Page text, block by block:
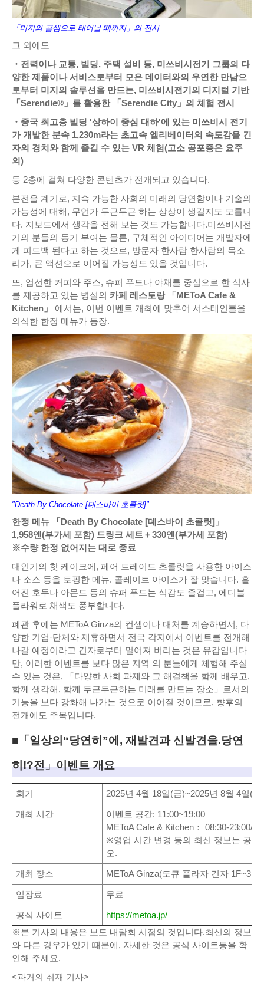
「미지의 곱셈으로 태어날 때까지」의 전시
그 외에도
・전력이나 교통, 빌딩, 주택 설비 등, 미쓰비시전기 그룹의 다
양한 제품이나 서비스로부터 모은 데이터와의 우연한 만남으
로부터 미지의 솔루션을 만드는, 미쓰비시전기의 디지털 기반
「Serendie®」를 활용한 「Serendie City」의 체험 전시
・중국 최고층 빌딩 '상하이 중심 대하'에 있는 미쓰비시 전기
가 개발한 분속 1,230m라는 초고속 엘리베이터의 속도감을 긴
자의 경치와 함께 즐길 수 있는 VR 체험(고소 공포증은 요주
의)
등 2층에 걸쳐 다양한 콘텐츠가 전개되고 있습니다.
본전을 계기로, 지속 가능한 사회의 미래의 당연함이나 기술의
가능성에 대해, 무언가 두근두근 하는 상상이 생길지도 모릅니
다. 지보드에서 생각을 전해 보는 것도 가능합니다.미쓰비시전
기의 분들의 동기 부여는 물론, 구체적인 아이디어는 개발자에
게 피드백 된다고 하는 것으로, 방문자 한사람 한사람의 목소
리가, 큰 액션으로 이어질 가능성도 있을 것입니다.
또, 엄선한 커피와 주스, 슈퍼 푸드나 야채를 중심으로 한 식사
를 제공하고 있는 병설의 카페 레스토랑 「METoA Cafe &
Kitchen」
에서는, 이번 이벤트 개최에 맞추어 서스테인블을
의식한 한정 메뉴가 등장.
"Death By Chocolate [데스바이 초콜릿]"
한정 메뉴 「Death By Chocolate [데스바이 초콜릿]」
1,958엔(부가세 포함) 드링크 세트＋330엔(부가세 포함)
※수량 한정 없어지는 대로 종료
대인기의 핫 케이크에, 페어 트레이드 초콜릿을 사용한 아이스
나 소스 등을 토핑한 메뉴. 콜레이트 아이스가 잘 맞습니다. 흩
어진 호두나 아몬드 등의 슈퍼 푸드는 식감도 즐겁고, 에디블
플라워로 채색도 풍부합니다.
폐관 후에는 METoA Ginza의 컨셉이나 대처를 계승하면서, 다
양한 기업·단체와 제휴하면서 전국 각지에서 이벤트를 전개해
나갈 예정이라고 긴자로부터 멀어져 버리는 것은 유감입니다
만, 이러한 이벤트를 보다 많은 지역 의 분들에게 체험해 주실
수 있는 것은, 「다양한 사회 과제와 그 해결책을 함께 배우고,
함께 생각해, 함께 두근두근하는 미래를 만드는 장소」로서의
기능을 보다 강화해 나가는 것으로 이어질 것이므로, 향후의
전개에도 주목입니다.
■「일상의“당연히”에, 재발견과 신발견을.당연
히!?전」이벤트 개요
회기 2025년 4월 18일(금)~2025년 8월 4일(월)
개최 시간
이벤트 공간: 11:00~19:00
METoA Cafe & Kitchen： 08:30-23:00/
※영업 시간 변경 등의 최신 정보는 공식
오.
개최 장소 METoA Ginza(도큐 플라자 긴자 1F~3F)
입장료 무료
공식 사이트
https://metoa.jp/
※본 기사의 내용은 보도 내람회 시점의 것입니다.최신의 정보
와 다른 경우가 있기 때문에, 자세한 것은 공식 사이트등을 확
인해 주세요.
<과거의 취재 기사>